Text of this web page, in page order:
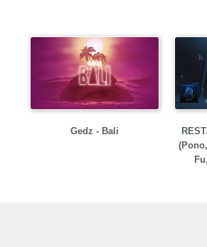
Gedz - Bali